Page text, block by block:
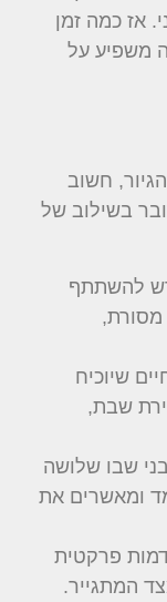
אז כמה זמן
משפיע על
חשוב
בשילוב של
להשתתף
מסורת,
שיוכיח
שבת,
שבו שלושה
ומאשרים את
פרקטית
המתגייר.